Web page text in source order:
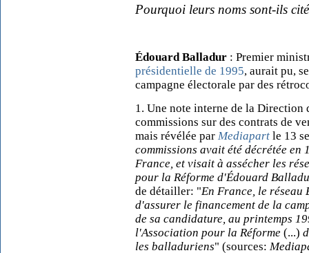
Pourquoi leurs noms sont-ils
Édouard Balladur : Premier
présidentielle de 1995, aurait pu,
campagne électorale par des
1. Une note interne de la Direction
commissions sur des contrats de
mais révélée par Mediapart le 13
commissions avait été décrétée
France, et visait à assécher les
pour la Réforme d'Édouard
de détailler: "En France, le
d'assurer le financement de la
de sa candidature, au printemps
l'Association pour la Réforme (...)
les balladuriens" (sources: